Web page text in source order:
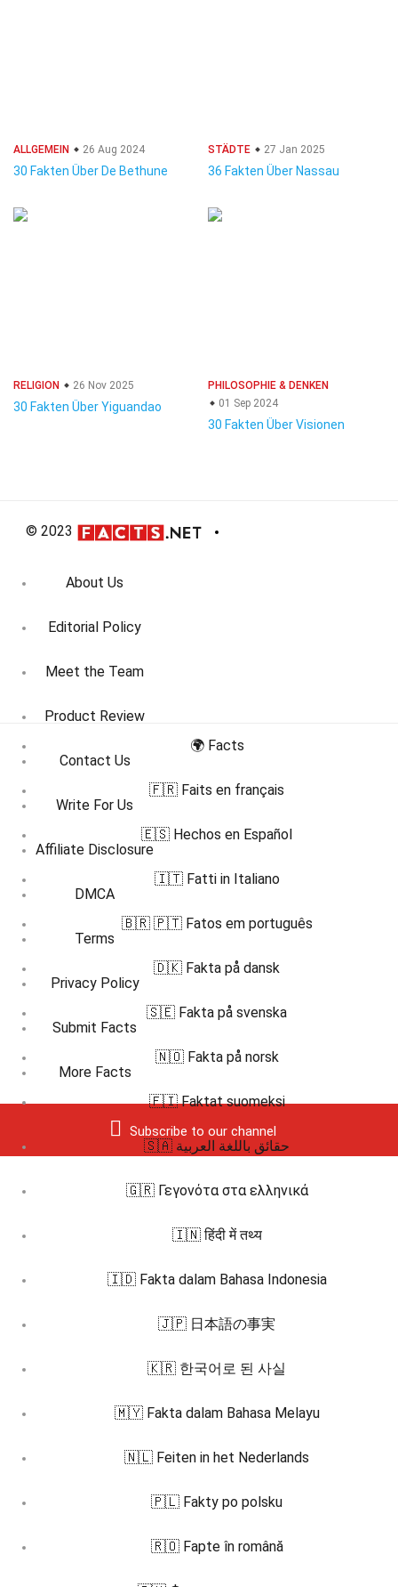
ALLGEMEIN 26 Aug 2024
30 Fakten Über De Bethune
STÄDTE 27 Jan 2025
36 Fakten Über Nassau
RELIGION 26 Nov 2025
30 Fakten Über Yiguandao
PHILOSOPHIE & DENKEN
01 Sep 2024
30 Fakten Über Visionen
© 2023
About Us
Editorial Policy
Meet the Team
Product Review
Contact Us
Write For Us
Affiliate Disclosure
DMCA
Terms
Privacy Policy
Submit Facts
More Facts
Subscribe to our channel
🌍 Facts
🇫🇷 Faits en français
🇪🇸 Hechos en Español
🇮🇹 Fatti in Italiano
🇧🇷 🇵🇹 Fatos em português
🇩🇰 Fakta på dansk
🇸🇪 Fakta på svenska
🇳🇴 Fakta på norsk
🇫🇮 Faktat suomeksi
🇸🇦 حقائق باللغة العربية
🇬🇷 Γεγονότα στα ελληνικά
🇮🇳 हिंदी में तथ्य
🇮🇩 Fakta dalam Bahasa Indonesia
🇯🇵 日本語の事実
🇰🇷 한국어로 된 사실
🇲🇾 Fakta dalam Bahasa Melayu
🇳🇱 Feiten in het Nederlands
🇵🇱 Fakty po polsku
🇷🇴 Fapte în română